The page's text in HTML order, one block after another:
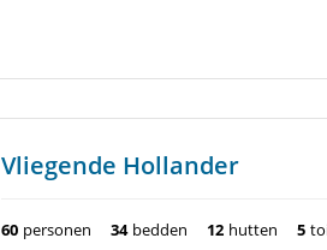
Vliegende Hollander
60 personen 34 bedden 12 hutten 5